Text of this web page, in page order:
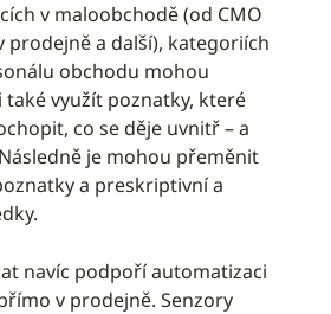
v maloobchodě (od CMO
prodejně a další), kategoriích
obchodu mohou
využít poznatky, které
co se děje uvnitř – a
je mohou přeměnit
a preskriptivní a
navíc podpoří automatizaci
v prodejně. Senzory